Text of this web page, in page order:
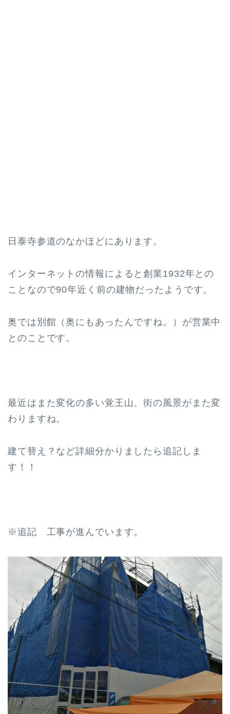
日泰寺参道のなかほどにあります。
インターネットの情報によると創業1932年との
ことなので90年近く前の建物だったようです。
奥では別館（奥にもあったんですね。）が営業中
とのことです。
最近はまた変化の多い覚王山、街の風景がまた変
わりますね。
建て替え？など詳細分かりましたら追記しま
す！！
※追記 工事が進んでいます。